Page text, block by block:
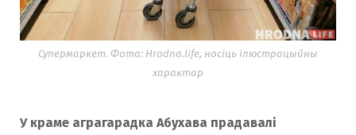
Супермаркет. Фота: Hrodna.life, носіць ілюстрацыйны
характар
У краме аграгарадка Абухава прадавалі